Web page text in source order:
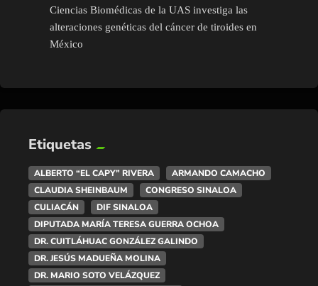
Ciencias Biomédicas de la UAS investiga las
alteraciones genéticas del cáncer de tiroides en
México
Etiquetas
ALBERTO “EL CAPY” RIVERA
ARMANDO CAMACHO
CLAUDIA SHEINBAUM
CONGRESO SINALOA
CULIACÁN
DIF SINALOA
DIPUTADA MARÍA TERESA GUERRA OCHOA
DR. CUITLÁHUAC GONZÁLEZ GALINDO
DR. JESÚS MADUEÑA MOLINA
DR. MARIO SOTO VELÁZQUEZ